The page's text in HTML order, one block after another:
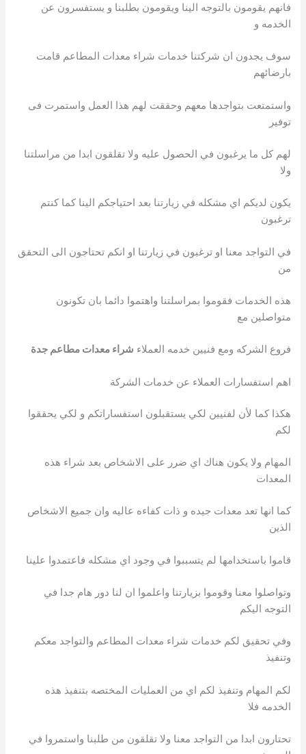
فانهم يقومون بالتوجه الينا ويقومون بطلبنا و يستفسرون عن
الخدمه و
سوف يجدون ان شركتنا خدمات شراء معدات المطاعم قامت
بارضائهم
واستمتعت بتواجدها معهم وحققت لهم هذا العمل واستمرت فى
توفير
لهم كل ما يرغبون في الحصول عليه ولا تقلقون ابدا من مراسلتنا
ولا
يكون لديكم اي مشكله في زيارتنا بعد احتياجكم الينا كما كنتم
ترغبون
في التواجد معنا او ترغبون في زيارتنا او انكم تحتاجون الى التحقق
من
هذه الخدمات فقوموا بمراسلتنا واهتموا دائما بان تكونون
متواصلين مع
فروع الشركه ومع فنيين خدمه العملاء شراء معدات مطاعم جدة
اهم استفسارات العملاء عن خدمات الشركة
هكذا كما لأن لفنيين لكي يستقبلون استفساراتكم و لكي يحققوا
لكم
المهام ولا يكون هناك اي ضرر على الاشخاص بعد شراء هذه
المعدات
كما انها تعد معدات جيده و ذات كفاءه عاليه وان جميع الاشخاص
الذين
قاموا باستخدامها لم يتسببوا في وجود اي مشكله فاعتمدوا علينا
وتواصلوا معنا وقوموا بزيارتنا واعلموا ان لنا دور هام جدا في
التوجه اليكم
وفي تحقيق لكم خدمات شراء معدات المطاعم والتواجد معكم
وتنفيذ
لكم المهام وتنفيذ لكم اي من العمليات المختصه بتنفيذ هذه
الخدمه فلا
تحتارون ابدا من التواجد معنا ولا تقلقون من طلبنا واستمروا في